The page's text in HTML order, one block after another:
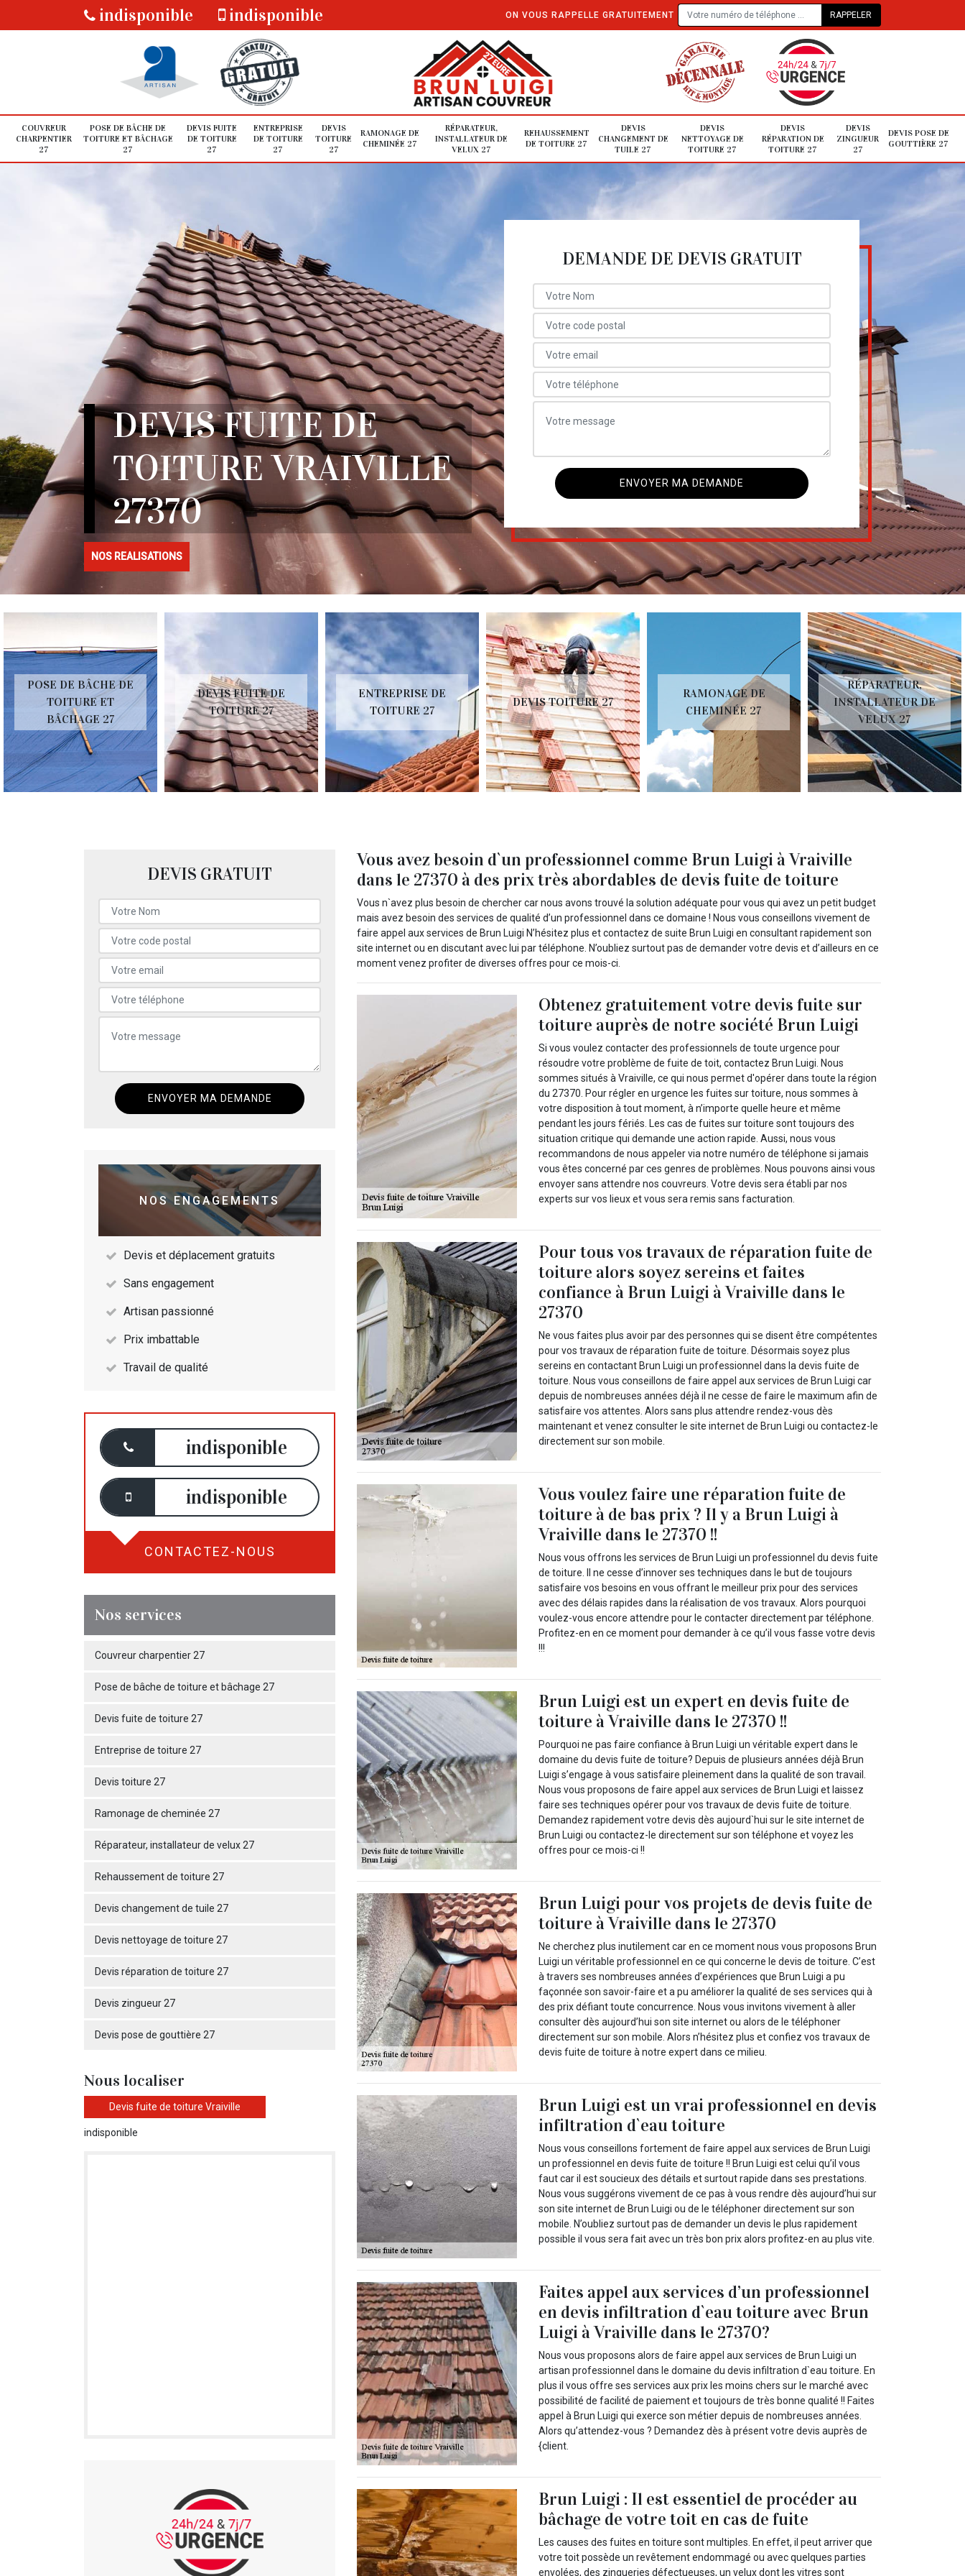
indisponible indisponible ON VOUS RAPPELLE GRATUITEMENT
COUVREUR
CHARPENTIER
27
POSE DE BÂCHE DE
TOITURE ET BÂCHAGE
27
DEVIS FUITE
DE TOITURE
27
ENTREPRISE
DE TOITURE
27
DEVIS
TOITURE
27
RAMONAGE DE
CHEMINÉE 27
RÉPARATEUR,
INSTALLATEUR DE
VELUX 27
REHAUSSEMENT
DE TOITURE 27
DEVIS
CHANGEMENT DE
TUILE 27
DEVIS
NETTOYAGE DE
TOITURE 27
DEVIS
RÉPARATION DE
TOITURE 27
DEVIS
ZINGUEUR
27
DEVIS POSE DE
GOUTTIÈRE 27
DEVIS FUITE DE
TOITURE VRAIVILLE
27370
NOS REALISATIONS
DEMANDE DE DEVIS GRATUIT
POSE DE BÂCHE DE
TOITURE ET
BÂCHAGE 27
DEVIS FUITE DE
TOITURE 27
ENTREPRISE DE
TOITURE 27
DEVIS TOITURE 27
RAMONAGE DE
CHEMINÉE 27
RÉPARATEUR,
INSTALLATEUR DE
VELUX 27
DEVIS GRATUIT
NOS ENGAGEMENTS
Devis et déplacement gratuits
Sans engagement
Artisan passionné
Prix imbattable
Travail de qualité
indisponible
indisponible
CONTACTEZ-NOUS
Nos services
Couvreur charpentier 27
Pose de bâche de toiture et bâchage 27
Devis fuite de toiture 27
Entreprise de toiture 27
Devis toiture 27
Ramonage de cheminée 27
Réparateur, installateur de velux 27
Rehaussement de toiture 27
Devis changement de tuile 27
Devis nettoyage de toiture 27
Devis réparation de toiture 27
Devis zingueur 27
Devis pose de gouttière 27
Nous localiser
Devis fuite de toiture Vraiville
indisponible
Vous avez besoin d`un professionnel comme Brun Luigi à Vraiville
dans le 27370 à des prix très abordables de devis fuite de toiture
Vous n`avez plus besoin de chercher car nous avons trouvé la solution adéquate pour vous qui avez un petit budget
mais avez besoin des services de qualité d’un professionnel dans ce domaine ! Nous vous conseillons vivement de
faire appel aux services de Brun Luigi N’hésitez plus et contactez de suite Brun Luigi en consultant rapidement son
site internet ou en discutant avec lui par téléphone. N’oubliez surtout pas de demander votre devis et d’ailleurs en ce
moment venez profiter de diverses offres pour ce mois-ci.
Obtenez gratuitement votre devis fuite sur
toiture auprès de notre société Brun Luigi
Si vous voulez contacter des professionnels de toute urgence pour
résoudre votre problème de fuite de toit, contactez Brun Luigi. Nous
sommes situés à Vraiville, ce qui nous permet d'opérer dans toute la région
du 27370. Pour régler en urgence les fuites sur toiture, nous sommes à
votre disposition à tout moment, à n’importe quelle heure et même
pendant les jours fériés. Les cas de fuites sur toiture sont toujours des
situation critique qui demande une action rapide. Aussi, nous vous
recommandons de nous appeler via notre numéro de téléphone si jamais
vous êtes concerné par ces genres de problèmes. Nous pouvons ainsi vous
envoyer sans attendre nos couvreurs. Votre devis sera établi par nos
experts sur vos lieux et vous sera remis sans facturation.
Pour tous vos travaux de réparation fuite de
toiture alors soyez sereins et faites
confiance à Brun Luigi à Vraiville dans le
27370
Ne vous faites plus avoir par des personnes qui se disent être compétentes
pour vos travaux de réparation fuite de toiture. Désormais soyez plus
sereins en contactant Brun Luigi un professionnel dans la devis fuite de
toiture. Nous vous conseillons de faire appel aux services de Brun Luigi car
depuis de nombreuses années déjà il ne cesse de faire le maximum afin de
satisfaire vos attentes. Alors sans plus attendre rendez-vous dès
maintenant et venez consulter le site internet de Brun Luigi ou contactez-le
directement sur son mobile.
Vous voulez faire une réparation fuite de
toiture à de bas prix ? Il y a Brun Luigi à
Vraiville dans le 27370 !!
Nous vous offrons les services de Brun Luigi un professionnel du devis fuite
de toiture. Il ne cesse d’innover ses techniques dans le but de toujours
satisfaire vos besoins en vous offrant le meilleur prix pour des services
avec des délais rapides dans la réalisation de vos travaux. Alors pourquoi
voulez-vous encore attendre pour le contacter directement par téléphone.
Profitez-en en ce moment pour demander à ce qu’il vous fasse votre devis
!!!
Brun Luigi est un expert en devis fuite de
toiture à Vraiville dans le 27370 !!
Pourquoi ne pas faire confiance à Brun Luigi un véritable expert dans le
domaine du devis fuite de toiture? Depuis de plusieurs années déjà Brun
Luigi s’engage à vous satisfaire pleinement dans la qualité de son travail.
Nous vous proposons de faire appel aux services de Brun Luigi et laissez
faire ses techniques opérer pour vos travaux de devis fuite de toiture.
Demandez rapidement votre devis dès aujourd`hui sur le site internet de
Brun Luigi ou contactez-le directement sur son téléphone et voyez les
offres pour ce mois-ci !!
Brun Luigi pour vos projets de devis fuite de
toiture à Vraiville dans le 27370
Ne cherchez plus inutilement car en ce moment nous vous proposons Brun
Luigi un véritable professionnel en ce qui concerne le devis de toiture. C’est
à travers ses nombreuses années d’expériences que Brun Luigi a pu
façonnée son savoir-faire et a pu améliorer la qualité de ses services qui à
des prix défiant toute concurrence. Nous vous invitons vivement à aller
consulter dès aujourd’hui son site internet ou alors de le téléphoner
directement sur son mobile. Alors n’hésitez plus et confiez vos travaux de
devis fuite de toiture à notre expert dans ce milieu.
Brun Luigi est un vrai professionnel en devis
infiltration d`eau toiture
Nous vous conseillons fortement de faire appel aux services de Brun Luigi
un professionnel en devis fuite de toiture !! Brun Luigi est celui qu’il vous
faut car il est soucieux des détails et surtout rapide dans ses prestations.
Nous vous suggérons vivement de ce pas à vous rendre dès aujourd’hui sur
son site internet de Brun Luigi ou de le téléphoner directement sur son
mobile. N’oubliez surtout pas de demander un devis le plus rapidement
possible il vous sera fait avec un très bon prix alors profitez-en au plus vite.
Faites appel aux services d’un professionnel
en devis infiltration d`eau toiture avec Brun
Luigi à Vraiville dans le 27370?
Nous vous proposons alors de faire appel aux services de Brun Luigi un
artisan professionnel dans le domaine du devis infiltration d`eau toiture. En
plus il vous offre ses services aux prix les moins chers sur le marché avec
possibilité de facilité de paiement et toujours de très bonne qualité !! Faites
appel à Brun Luigi qui exerce son métier depuis de nombreuses années.
Alors qu’attendez-vous ? Demandez dès à présent votre devis auprès de
{client.
Brun Luigi : Il est essentiel de procéder au
bâchage de votre toit en cas de fuite
Les causes des fuites en toiture sont multiples. En effet, il peut arriver que
votre toit possède un revêtement endommagé ou avec quelques parties
envolées, des zingueries défectueuses, un velux dont les vitres sont